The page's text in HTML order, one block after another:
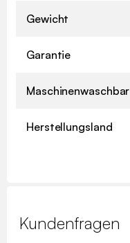
Gewicht
Garantie
Maschinenwaschbar
Herstellungsland
Kundenfragen